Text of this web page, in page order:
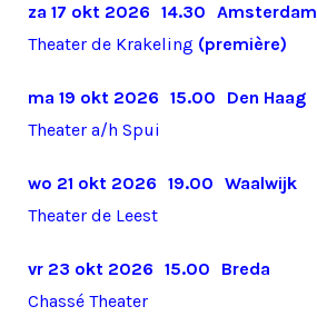
za 17 okt 2026 14.30 Amsterdam
Theater de Krakeling (première)
ma 19 okt 2026 15.00
Den Haag
Theater a/h Spui
wo 21 okt 2026 19.00 Waalwijk
Theater de Leest
vr 23 okt 2026 15.00
Breda
Chassé Theater